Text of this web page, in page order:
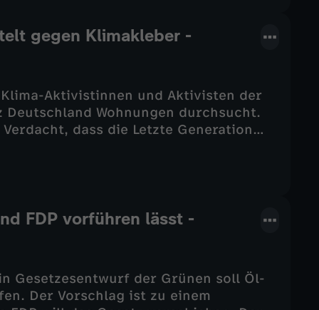
gegen Klimakleber -
Aktivistinnen und Aktivisten der
Wohnungen durchsucht.
dass die Letzte Generation
uneinig, ob die Letzte Generation eine
sollen Klarheit schaffen. Was der
die Polizei gemacht hat - jetzt bei
FDP vorführen lässt -
Gesetzesentwurf der Grünen soll Öl-
Der Vorschlag ist zu einem